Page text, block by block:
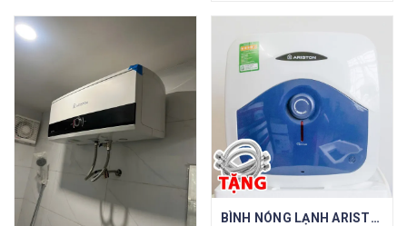
BÌNH NÓNG LẠNH ARISTON BLU 15 R 15L LÍT VUÔNG GIÁN TIẾP 2.5FE 2500W